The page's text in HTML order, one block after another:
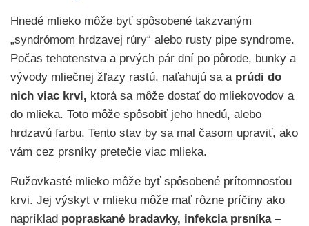
Hnedé mlieko môže byť spôsobené takzvaným
„syndrómom hrdzavej rúry“ alebo rusty pipe syndrome.
Počas tehotenstva a prvých pár dní po pôrode, bunky a
vývody mliečnej žľazy rastú, naťahujú sa a prúdi do
nich viac krvi, ktorá sa môže dostať do mliekovodov a
do mlieka. Toto môže spôsobiť jeho hnedú, alebo
hrdzavú farbu. Tento stav by sa mal časom upraviť, ako
vám cez prsníky pretečie viac mlieka.
Ružovkasté mlieko môže byť spôsobené prítomnosťou
krvi. Jej výskyt v mlieku môže mať rôzne príčiny ako
napríklad popraskané bradavky, infekcia prsníka –